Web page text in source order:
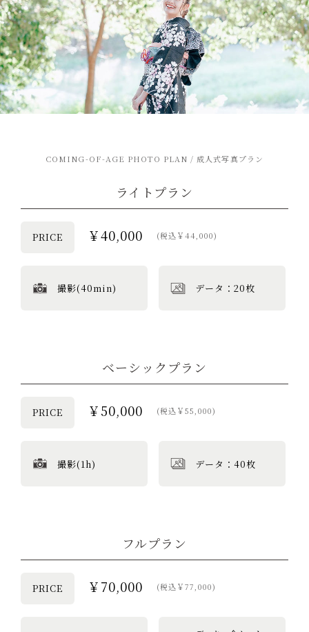
COMING-OF-AGE PHOTO PLAN / 成人式写真プラン
ライトプラン
PRICE ￥40,000 (税込￥44,000)
撮影(40min) データ：20枚
ベーシックプラン
PRICE ￥50,000 (税込￥55,000)
撮影(1h) データ：40枚
フルプラン
PRICE ￥70,000 (税込￥77,000)